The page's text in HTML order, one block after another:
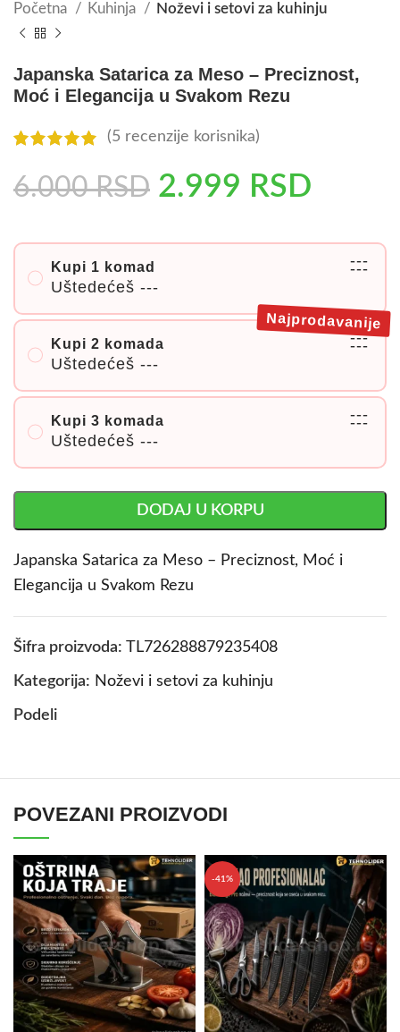
Početna Kuhinja Noževi i setovi za kuhinju
Japanska Satarica za Meso – Preciznost,
Moć i Elegancija u Svakom Rezu
(5 recenzije korisnika)
6.000RSD 2.999 RSD
Kupi 1 komad
Uštedećeš ---
---
---
Kupi 2 komada
Uštedećeš ---
---
---
Najprodavanije
Kupi 3 komada
Uštedećeš ---
---
---
DODAJ U KORPU
Japanska Satarica za Meso – Preciznost, Moć i
Elegancija u Svakom Rezu
Šifra proizvoda: TL726288879235408
Kategorija: Noževi i setovi za kuhinju
Podeli
POVEZANI PROIZVODI
-41%